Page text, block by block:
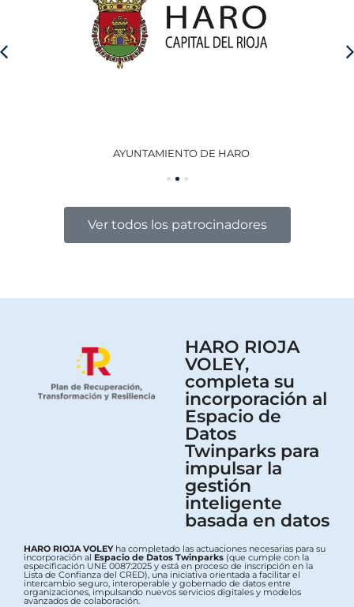
AYUNTAMIENTO DE HARO
Ver todos los patrocinadores
HARO RIOJA
VOLEY,
completa su
incorporación al
Espacio de
Datos
Twinparks para
impulsar la
gestión
inteligente
basada en datos
HARO RIOJA VOLEYha completado las actuaciones necesarias para su
incorporación al Espacio de Datos Twinparks (que cumple con la
especificación UNE 0087:2025 y está en proceso de inscripción en la
Lista de Confianza del CRED), una iniciativa orientada a facilitar el
intercambio seguro, interoperable y gobernado de datos entre
organizaciones, impulsando nuevos servicios digitales y modelos
avanzados de colaboración.